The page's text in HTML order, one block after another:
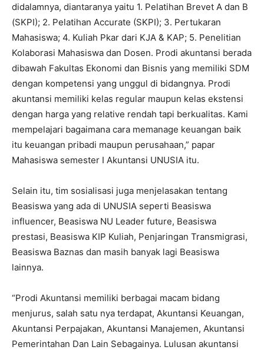
didalamnya, diantaranya yaitu 1. Pelatihan Brevet A dan B
(SKPI); 2. Pelatihan Accurate (SKPI); 3. Pertukaran
Mahasiswa; 4. Kuliah Pkar dari KJA & KAP; 5. Penelitian
Kolaborasi Mahasiswa dan Dosen. Prodi akuntansi berada
dibawah Fakultas Ekonomi dan Bisnis yang memiliki SDM
dengan kompetensi yang unggul di bidangnya. Prodi
akuntansi memiliki kelas regular maupun kelas ekstensi
dengan harga yang relative rendah tapi berkualitas. Kami
mempelajari bagaimana cara memanage keuangan baik
itu keuangan pribadi maupun perusahaan,” papar
Mahasiswa semester I Akuntansi UNUSIA itu.
Selain itu, tim sosialisasi juga menjelasakan tentang
Beasiswa yang ada di UNUSIA seperti Beasiswa
influencer, Beasiswa NU Leader future, Beasiswa
prestasi, Beasiswa KIP Kuliah, Penjaringan Transmigrasi,
Beasiswa Baznas dan masih banyak lagi Beasiswa
lainnya.
“Prodi Akuntansi memiliki berbagai macam bidang
menjurus, salah satu nya terdapat, Akuntansi Keuangan,
Akuntansi Perpajakan, Akuntansi Manajemen, Akuntansi
Pemerintahan Dan Lain Sebagainya. Lulusan akuntansi